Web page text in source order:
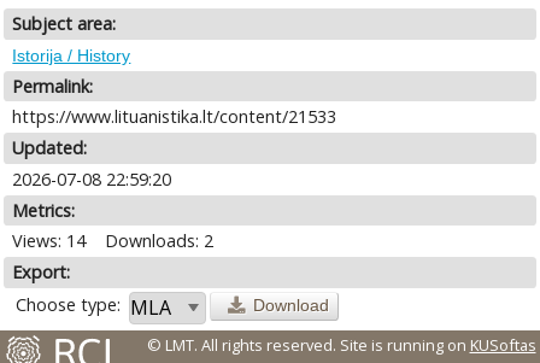
Subject area:
Istorija / History
Permalink:
https://www.lituanistika.lt/content/21533
Updated:
2026-07-08 22:59:20
Metrics:
Views: 14
Downloads: 2
Export:
Choose type:
Download
© LMT. All rights reserved. Site is running on KUSoftas